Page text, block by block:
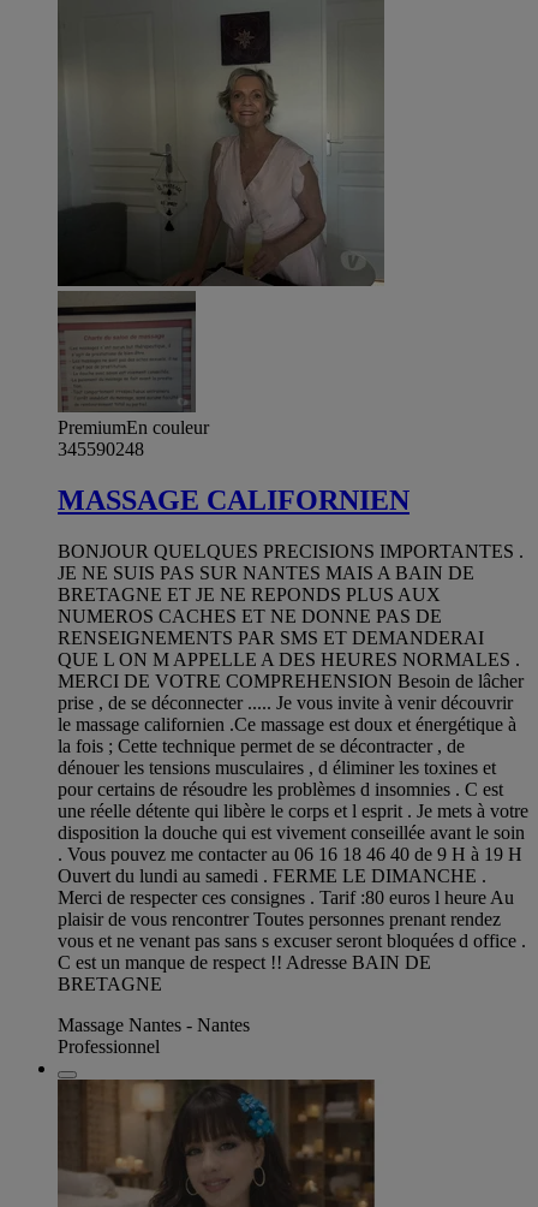
PremiumEn couleur
345590248
MASSAGE CALIFORNIEN
BONJOUR QUELQUES PRECISIONS IMPORTANTES .
JE NE SUIS PAS SUR NANTES MAIS A BAIN DE
BRETAGNE ET JE NE REPONDS PLUS AUX
NUMEROS CACHES ET NE DONNE PAS DE
RENSEIGNEMENTS PAR SMS ET DEMANDERAI
QUE L ON M APPELLE A DES HEURES NORMALES .
MERCI DE VOTRE COMPREHENSION Besoin de lâcher
prise , de se déconnecter ..... Je vous invite à venir découvrir
le massage californien .Ce massage est doux et énergétique à
la fois ; Cette technique permet de se décontracter , de
dénouer les tensions musculaires , d éliminer les toxines et
pour certains de résoudre les problèmes d insomnies . C est
une réelle détente qui libère le corps et l esprit . Je mets à votre
disposition la douche qui est vivement conseillée avant le soin
. Vous pouvez me contacter au 06 16 18 46 40 de 9 H à 19 H
Ouvert du lundi au samedi . FERME LE DIMANCHE .
Merci de respecter ces consignes . Tarif :80 euros l heure Au
plaisir de vous rencontrer Toutes personnes prenant rendez
vous et ne venant pas sans s excuser seront bloquées d office .
C est un manque de respect !! Adresse BAIN DE
BRETAGNE
Massage Nantes - Nantes
Professionnel